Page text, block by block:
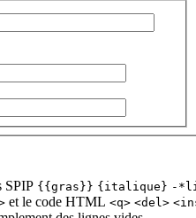
SPIP {{gras}} {italique} -
et le code HTML <q> <del>